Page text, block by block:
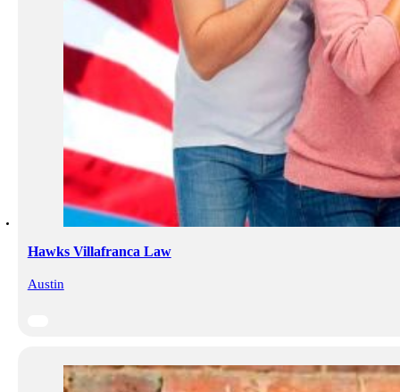
Hawks Villafranca Law
Austin